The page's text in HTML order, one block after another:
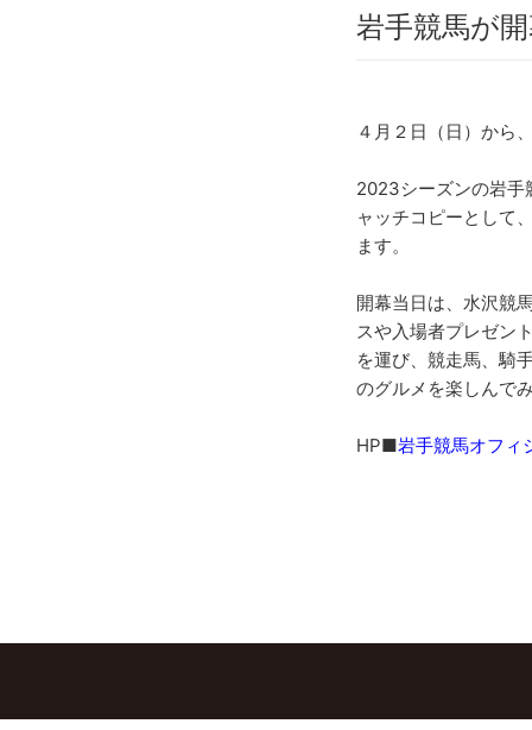
岩手競馬が
４月２日（日）から
2023シーズンの岩手
ャッチコピーとして
ます。
開幕当日は、水沢競
スや入場者プレゼン
を運び、競走馬、騎
のグルメを楽しんで
HP■岩手競馬オフ